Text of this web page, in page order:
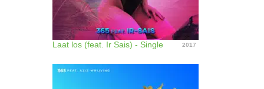
Laat los (feat. Ir Sais) - Single 2017